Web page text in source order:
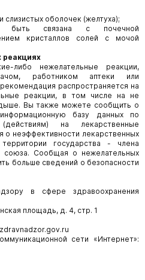
слизистых оболочек (желтуха);
быть связана с почечной
кристаллов солей с мочой
либо нежелательные реакции,
работником аптеки или
распространяется на
реакции, в том числе на не
Вы также можете сообщить о
базу данных по
на лекарственные
о неэффективности лекарственных
государства - члена
союза. Сообщая о нежелательных
больше сведений о безопасности
в сфере здравоохранения
площадь, д. 4, стр. 1
сети «Интернет»: